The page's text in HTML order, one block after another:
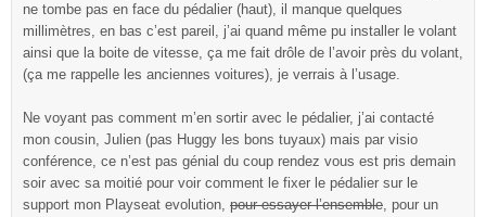
ne tombe pas en face du pédalier (haut), il manque quelques
millimètres, en bas c’est pareil, j’ai quand même pu installer le volant
ainsi que la boite de vitesse, ça me fait drôle de l’avoir près du volant,
(ça me rappelle les anciennes voitures), je verrais à l’usage.
Ne voyant pas comment m’en sortir avec le pédalier, j’ai contacté
mon cousin, Julien (pas Huggy les bons tuyaux) mais par visio
conférence, ce n’est pas génial du coup rendez vous est pris demain
soir avec sa moitié pour voir comment le fixer le pédalier sur le
support mon Playseat evolution, pour essayer l’ensemble, pour un